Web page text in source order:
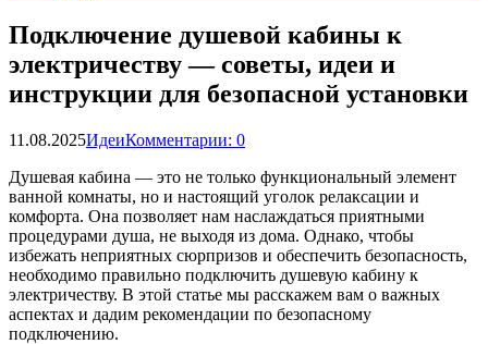
Подключение душевой кабины к
электричеству — советы, идеи и
инструкции для безопасной установки
11.08.2025ИдеиКомментарии: 0
Душевая кабина — это не только функциональный элемент
ванной комнаты, но и настоящий уголок релаксации и
комфорта. Она позволяет нам наслаждаться приятными
процедурами душа, не выходя из дома. Однако, чтобы
избежать неприятных сюрпризов и обеспечить безопасность,
необходимо правильно подключить душевую кабину к
электричеству. В этой статье мы расскажем вам о важных
аспектах и дадим рекомендации по безопасному
подключению.